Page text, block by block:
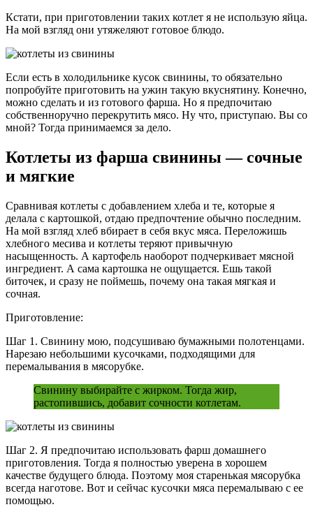
Кстати, при приготовлении таких котлет я не использую яйца.
На мой взгляд они утяжеляют готовое блюдо.
Если есть в холодильнике кусок свинины, то обязательно
попробуйте приготовить на ужин такую вкуснятину. Конечно,
можно сделать и из готового фарша. Но я предпочитаю
собственноручно перекрутить мясо. Ну что, приступаю. Вы со
мной? Тогда принимаемся за дело.
Котлеты из фарша свинины — сочные
и мягкие
Сравнивая котлеты с добавлением хлеба и те, которые я
делала с картошкой, отдаю предпочтение обычно последним.
На мой взгляд хлеб вбирает в себя вкус мяса. Переложишь
хлебного месива и котлеты теряют привычную
насыщенность. А картофель наоборот подчеркивает мясной
ингредиент. А сама картошка не ощущается. Ешь такой
биточек, и сразу не поймешь, почему она такая мягкая и
сочная.
Приготовление:
Шаг 1. Свинину мою, подсушиваю бумажными полотенцами.
Нарезаю небольшими кусочками, подходящими для
перемалывания в мясорубке.
Свинину выбирайте с жирком. Тогда жир,
растопившись, добавит сочности котлетам.
Шаг 2. Я предпочитаю использовать фарш домашнего
приготовления. Тогда я полностью уверена в хорошем
качестве будущего блюда. Поэтому моя старенькая мясорубка
всегда наготове. Вот и сейчас кусочки мяса перемалываю с ее
помощью.